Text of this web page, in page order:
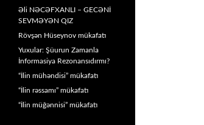
Əli NƏCƏFXANLI – GECƏNİ
SEVMƏYƏN QIZ
Rövşən Hüseynov mükafatı
Yuxular: Şüurun Zamanla
İnformasiya Rezonansıdırmı?
“İlin mühəndisi” mükafatı
“İlin rəssamı” mükafatı
“İlin müğənnisi” mükafatı